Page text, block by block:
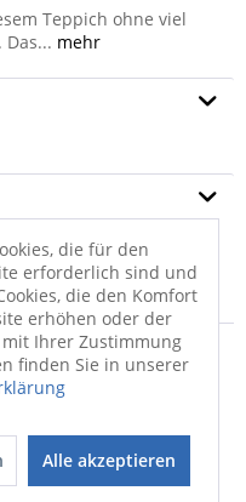
Teppich ohne viel
mehr
die für den
erforderlich sind und
die den Komfort
erhöhen oder der
Ihrer Zustimmung
finden Sie in unserer
Alle akzeptieren